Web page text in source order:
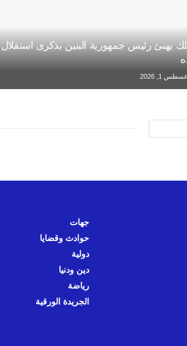
يهنئ رئيس جمهورية البنين بذكرى استقلال
1, 2026
جهات
حوادث وقضايا
دولية
دين ودنيا
رياضة
الجريدة الورقية